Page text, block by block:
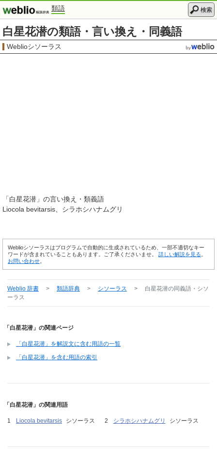
類語 検索
白星花潜の類語・言い換え・同義語
Weblioシソーラス
「白星花潜 」の言い換え・類義語
Liocola bevitarsis
シラホシハナムグリ
Weblioシソーラスはプログラムで自動的に生成されているため、一部不適切なキー
ワードが含まれていることもあります。ご了承くださいませ。 詳しい解説を見る
お問い合わせ
Weblio 辞書 > 類語辞典 > シソーラス > 白星花潜の同義語・シソ
ーラス
「白星花潜」の関連ページ
「白星花潜」を解説文に含む用語の一覧
「白星花潜」を含む用語の索引
「白星花潜」の関連用語
Liocola bevitarsis シソーラス シラホシハナムグリ シソーラス